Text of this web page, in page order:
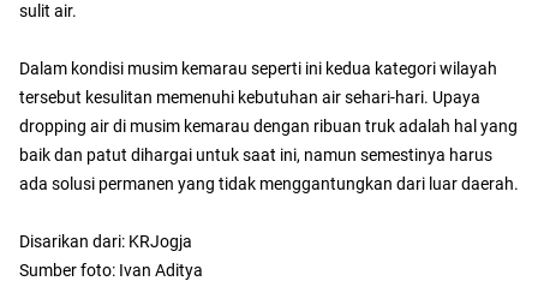
sulit air.
Dalam kondisi musim kemarau seperti ini kedua kategori wilayah
tersebut kesulitan memenuhi kebutuhan air sehari-hari. Upaya
dropping air di musim kemarau dengan ribuan truk adalah hal yang
baik dan patut dihargai untuk saat ini, namun semestinya harus
ada solusi permanen yang tidak menggantungkan dari luar daerah.
Disarikan dari: KRJogja
Sumber foto: Ivan Aditya